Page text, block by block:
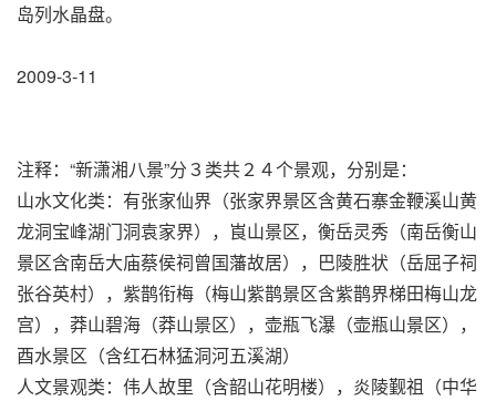
岛列水晶盘。
2009-3-11
注释：“新潇湘八景”分３类共２４个景观，分别是：
山水文化类：有张家仙界（张家界景区含黄石寨金鞭溪山黄
龙洞宝峰湖门洞袁家界），崀山景区，衡岳灵秀（南岳衡山
景区含南岳大庙蔡侯祠曾国藩故居），巴陵胜状（岳屈子祠
张谷英村），紫鹊衔梅（梅山紫鹊景区含紫鹊界梯田梅山龙
宫），莽山碧海（莽山景区），壶瓶飞瀑（壶瓶山景区），
酉水景区（含红石林猛洞河五溪湖）
人文景观类：伟人故里（含韶山花明楼），炎陵觐祖（中华